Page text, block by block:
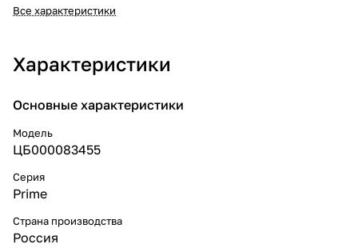
Все характеристики
Характеристики
Основные характеристики
Модель
ЦБ000083455
Серия
Prime
Страна производства
Россия